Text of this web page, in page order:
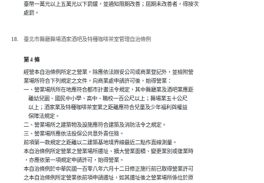
臺幣一萬元以上五萬元以下罰鍰，並通知限期改善；屆期未改善者，得按次
處罰。
臺北市舞廳舞場酒家酒吧及特種咖啡茶室管理自治條例
第 4 條
經營本自治條例所定之營業，除應依法辦妥公司或商業登記外，並檢附營
業場所符合下列規定之文件，向商業處申請許可後，始得營業：
一、營業場所所在地應符合都市計畫法令規定，其中舞廳業及酒吧業應距
    離幼兒園、國民中小學、高中、職校一百公尺以上；舞場業五十公尺
    以上；酒家業及特種咖啡茶室業之距離應符合兒童及少年福利與權益
    保障法規定。
二、營業場所之建築物及設施應符合建築及消防法令之規定。
三、營業場所應依法投保公共意外責任險。
前項第一款規定之距離以二建築基地境界線最近二點作直線測量。
本自治條例所定營業之營業場所遷址、擴大營業面積、變更業別或復業時
，亦應依第一項規定申請許可，始得營業。
本自治條例於中華民國一百零八年六月十二日修正施行前已取得營業許可
之本自治條例所定營業依前項申請遷址，如其遷址後之營業場所係位於原